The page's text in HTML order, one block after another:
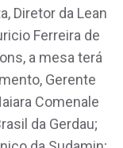
Diretor da Lean
Ferreira de
a mesa terá
Gerente
Comenale
da Gerdau;